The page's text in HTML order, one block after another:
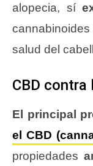
alopecia, sí
salud del
CBD contra
El principal
el CBD
propiedades